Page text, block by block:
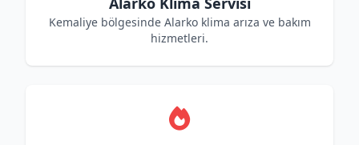
Kemaliye bölgesinde Alarko klima arıza ve bakım
hizmetleri.